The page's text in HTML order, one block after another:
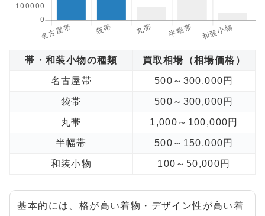
帯・和装小物の種類 買取相場（相場価格）
名古屋帯 500～300,000円
袋帯 500～300,000円
丸帯 1,000～100,000円
半幅帯 500～150,000円
和装小物 100～50,000円
基本的には、格が高い着物・デザイン性が高い着